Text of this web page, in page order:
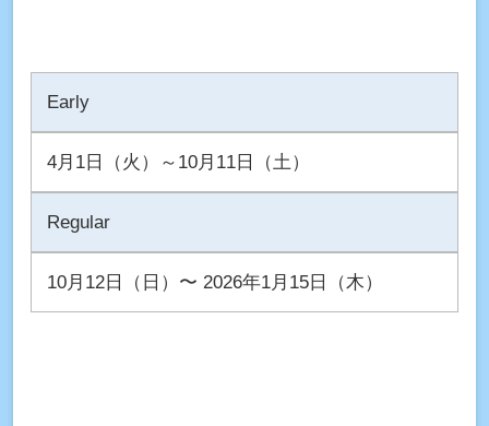
Early
4月1日（火）～10月11日（土）
Regular
10月12日（日）〜 2026年1月15日（木）